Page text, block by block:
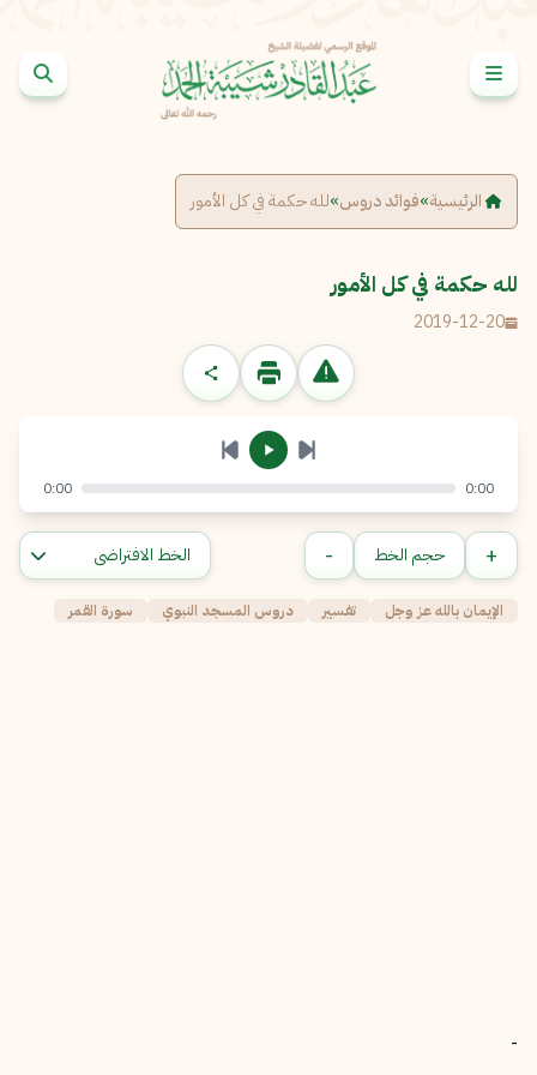
الرئيسية»فوائد دروس»لله حكمة في كل الأمور
لله حكمة في كل الأمور
2019-12-20
الإبلاغ عن مشكلة
الرسالة
إرسال إلغاء
0:00
0:00
+ حجم الخط -
الإيمان بالله عز وجل تفسير دروس المسجد النبوي سورة القمر
-